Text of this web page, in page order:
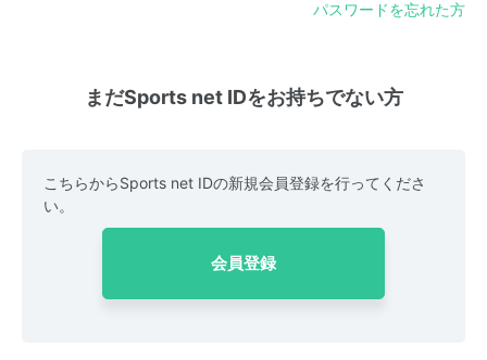
パスワードを忘れた方
まだSports net IDをお持ちでない方
こちらからSports net IDの新規会員登録を行ってくださ
い。
会員登録